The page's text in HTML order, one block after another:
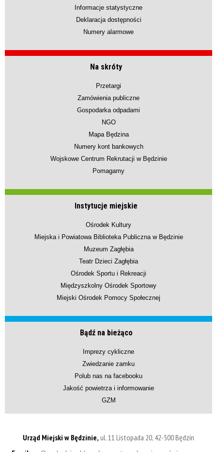
Informacje statystyczne
Deklaracja dostępności
Numery alarmowe
Na skróty
Przetargi
Zamówienia publiczne
Gospodarka odpadami
NGO
Mapa Będzina
Numery kont bankowych
Wojskowe Centrum Rekrutacji w Będzinie
Pomagamy
Instytucje miejskie
Ośrodek Kultury
Miejska i Powiatowa Biblioteka Publiczna w Będzinie
Muzeum Zagłębia
Teatr Dzieci Zagłębia
Ośrodek Sportu i Rekreacji
Międzyszkolny Ośrodek Sportowy
Miejski Ośrodek Pomocy Społecznej
Bądź na bieżąco
Imprezy cykliczne
Zwiedzanie zamku
Polub nas na facebooku
Jakość powietrza i informowanie
GZM
Urząd Miejski w Będzinie, ul. 11 Listopada 20, 42-500 Będzin